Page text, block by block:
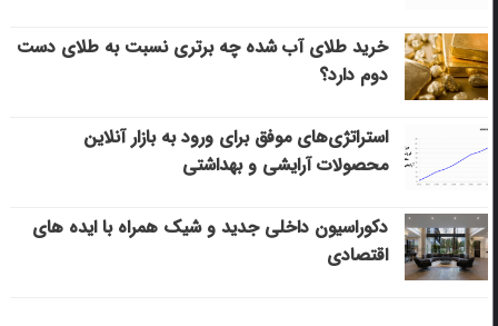
خرید طلای آب شده چه برتری نسبت به طلای دست
دوم دارد؟
استراتژی‌های موفق برای ورود به بازار آنلاین
محصولات آرایشی و بهداشتی
دکوراسیون داخلی جدید و شیک همراه با ایده های
اقتصادی